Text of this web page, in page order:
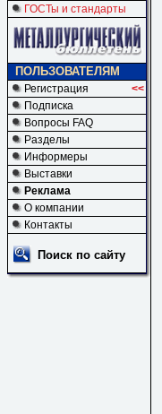
ГОСТы и стандарты
ПОЛЬЗОВАТЕЛЯМ
Регистрация
<<
Подписка
Вопросы FAQ
Разделы
Информеры
Выставки
Реклама
О компании
Контакты
Поиск по сайту